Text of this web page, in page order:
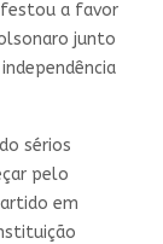
a favor
junto
sérios
pelo
em